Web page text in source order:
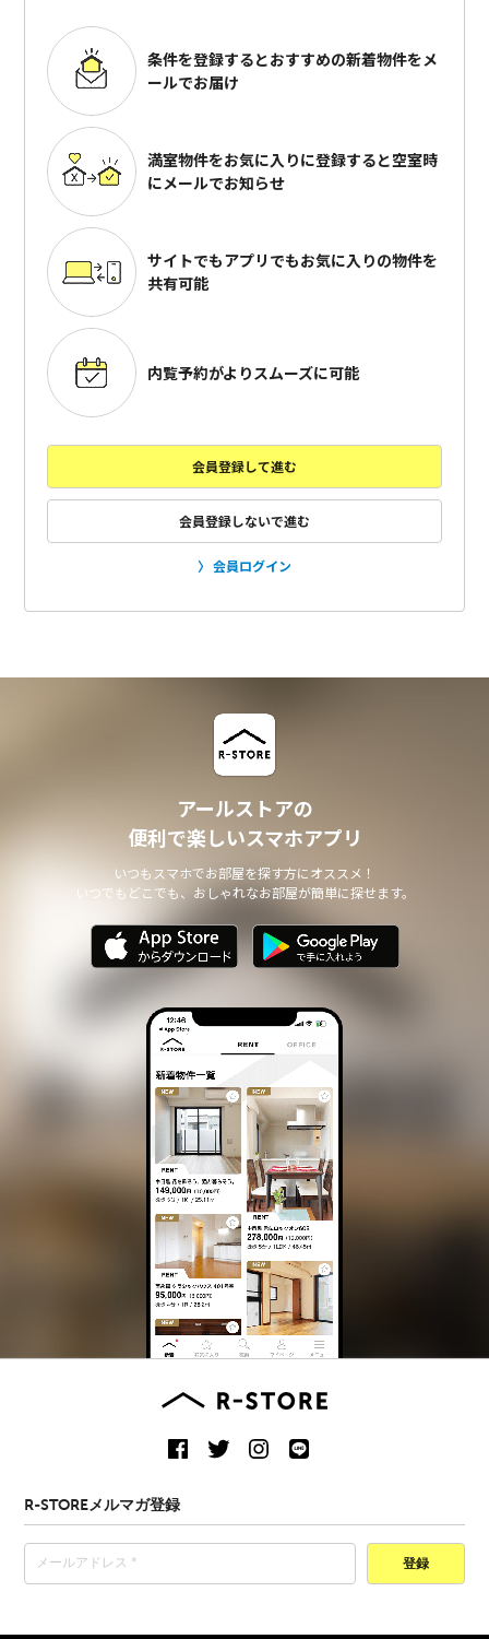
条件を登録するとおすすめの新着物件をメ
ールでお届け
満室物件をお気に入りに登録すると空室時
にメールでお知らせ
サイトでもアプリでもお気に入りの物件を
共有可能
内覧予約がよりスムーズに可能
会員登録して進む
会員登録しないで進む
会員ログイン
アールストアの
便利で楽しいスマホアプリ
いつもスマホでお部屋を探す方にオススメ！
いつでもどこでも、おしゃれなお部屋が簡単に探せます。
R-STOREメルマガ登録
登録